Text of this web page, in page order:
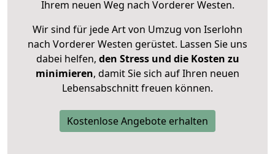
Ihrem neuen Weg nach Vorderer Westen.
Wir sind für jede Art von Umzug von Iserlohn
nach Vorderer Westen gerüstet. Lassen Sie uns
dabei helfen, den Stress und die Kosten zu
minimieren, damit Sie sich auf Ihren neuen
Lebensabschnitt freuen können.
Kostenlose Angebote erhalten